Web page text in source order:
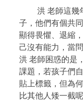
洪 老師這幾
子，他們有個共
顯得畏懼、退縮
己沒有能力，當
洪 老師困惑的是
課題，若孩子們
貼上標籤，但為
比其他人矮一截